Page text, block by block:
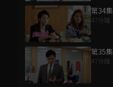
第34集
47分鐘
第35集
47分鐘